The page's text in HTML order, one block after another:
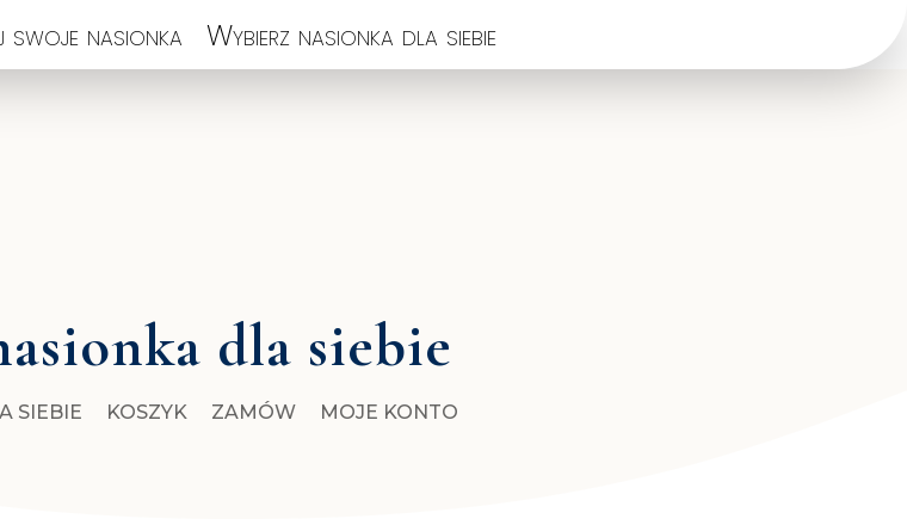
nasionka Wybierz nasionka dla siebie
dla siebie
SIEBIE KOSZYK ZAMÓW MOJE KONTO